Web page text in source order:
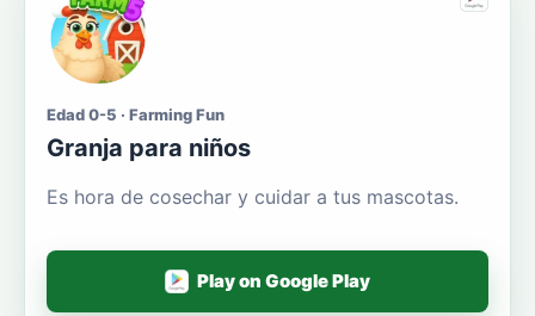
Edad 0-5 · Farming Fun
Granja para niños
Es hora de cosechar y cuidar a tus mascotas.
Play on Google Play